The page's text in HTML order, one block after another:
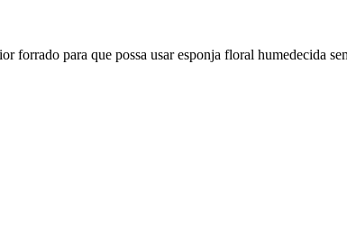
forrado para que possa usar esponja floral humedecida